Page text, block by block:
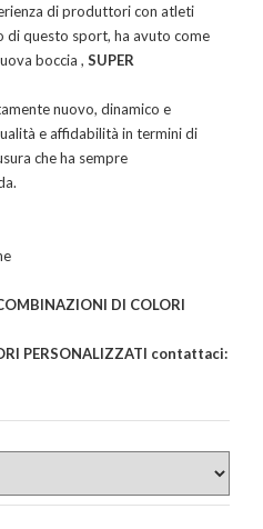
di produttori con atleti
di questo sport, ha avuto come
boccia , SUPER
nuovo, dinamico e
e affidabilità in termini di
che ha sempre
DI COLORI
PERSONALIZZATI contattaci: